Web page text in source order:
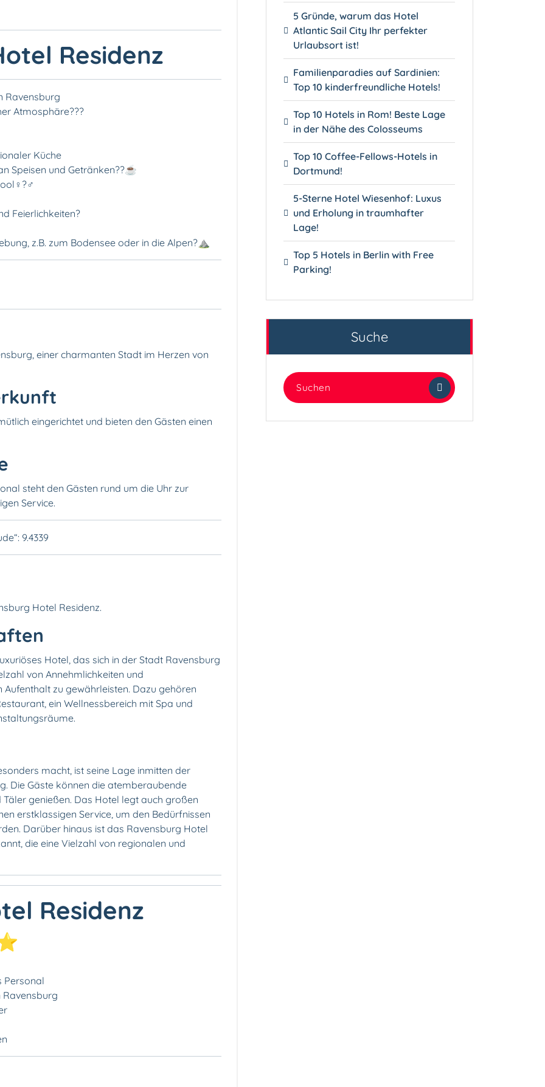
Residenz
Ravensburg
Atmosphäre‍?‍?‍?
Küche️
Speisen und Getränken??☕
Feierlichkeiten?
z.B. zum Bodensee oder in die Alpen️?⛰️
einer charmanten Stadt im Herzen von
eingerichtet und bieten den Gästen einen
steht den Gästen rund um die Uhr zur
Service.
9.4339
Hotel Residenz.
Hotel, das sich in der Stadt Ravensburg
von Annehmlichkeiten und
zu gewährleisten. Dazu gehören
ein Wellnessbereich mit Spa und
macht, ist seine Lage inmitten der
Die Gäste können die atemberaubende
genießen. Das Hotel legt auch großen
erstklassigen Service, um den Bedürfnissen
Darüber hinaus ist das Ravensburg Hotel
die eine Vielzahl von regionalen und
Residenz
Personal
5 Gründe, warum das Hotel
Atlantic Sail City Ihr perfekter
Urlaubsort ist!
Familienparadies auf Sardinien:
Top 10 kinderfreundliche Hotels!
Top 10 Hotels in Rom! Beste Lage
in der Nähe des Colosseums
Top 10 Coffee-Fellows-Hotels in
Dortmund!
5-Sterne Hotel Wiesenhof: Luxus
und Erholung in traumhafter
Lage!
Top 5 Hotels in Berlin with Free
Parking!
Suche
Suchen
nach: